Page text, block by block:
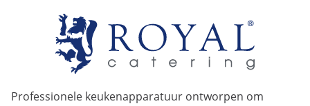
Professionele keukenapparatuur ontworpen om